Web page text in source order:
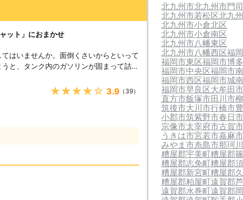
ット」におまかせ
はいませんか。面倒くさいからといって
と、タンク内のガソリンが固まって詰ま
のため、車のバッテリー上がりはすぐに
せください！ ●車のバッテリ
ら 車のバッテリーが上がってしまうの
すので、バッテリー内の電気がなくなっ
ーナビ
したその瞬間に気が付くので、時間的に
★★★★★ 3.9 （39）
北九州市北九州市門
北九州市若松区北九
北九州市小倉北区
北九州市小倉南区
北九州市八幡東区
北九州市八幡西区福
福岡市東区福岡市博
福岡市中央区福岡市
福岡市西区福岡市城
福岡市早良区大牟田市
直方市飯塚市田川市
筑後市大川市行橋市
小郡市筑紫野市春日市
宗像市太宰府市古賀市
うきは市宮若市嘉麻市
みやま市糸島市那珂
糟屋郡宇美町糟屋郡
糟屋郡志免町糟屋郡
糟屋郡新宮町糟屋郡
糟屋郡粕屋町遠賀郡
遠賀郡水巻町遠賀郡